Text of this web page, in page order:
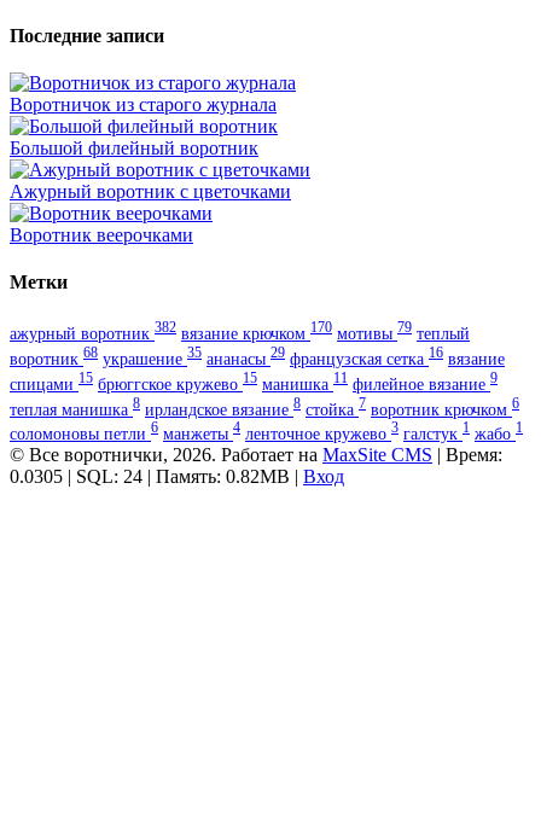
Последние записи
Воротничок из старого журнала
Большой филейный воротник
Ажурный воротник с цветочками
Воротник веерочками
Метки
ажурный воротник 382 вязание крючком 170 мотивы 79 теплый
воротник 68 украшение 35 ананасы 29 французская сетка 16 вязание
спицами 15 брюггское кружево 15 манишка 11 филейное вязание 9
теплая манишка 8 ирландское вязание 8 стойка 7 воротник крючком 6
соломоновы петли 6 манжеты 4 ленточное кружево 3 галстук 1 жабо 1
© Все воротнички, 2026. Работает на MaxSite CMS | Время:
0.0305 | SQL: 24 | Память: 0.82MB | Вход